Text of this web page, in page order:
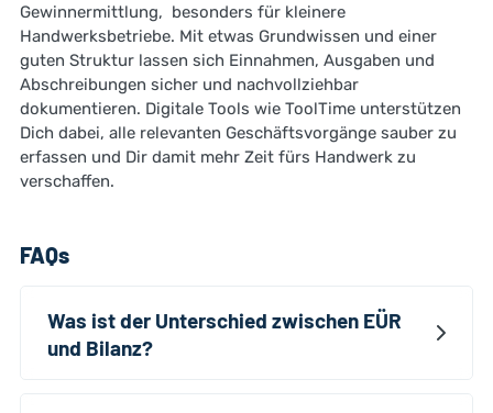
Gewinnermittlung, besonders für kleinere
Handwerksbetriebe. Mit etwas Grundwissen und einer
guten Struktur lassen sich Einnahmen, Ausgaben und
Abschreibungen sicher und nachvollziehbar
dokumentieren. Digitale Tools wie ToolTime unterstützen
Dich dabei, alle relevanten Geschäftsvorgänge sauber zu
erfassen und Dir damit mehr Zeit fürs Handwerk zu
verschaffen.
FAQs
Was ist der Unterschied zwischen EÜR
und Bilanz?